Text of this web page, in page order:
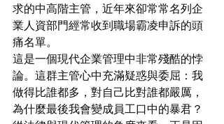
求的中高階主管，近年來卻常常名列企
業人資部門經常收到職場霸凌申訴的頭
痛名單。
這是一個現代企業管理中非常殘酷的悖
論。這群主管心中充滿疑惑與委屈：我
做得比誰都多，對自己比對誰都嚴厲，
為什麼最後我會變成員工口中的暴君？